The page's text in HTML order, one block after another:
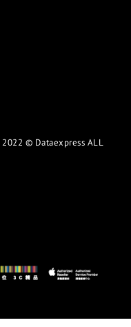
© Dataexpress ALL